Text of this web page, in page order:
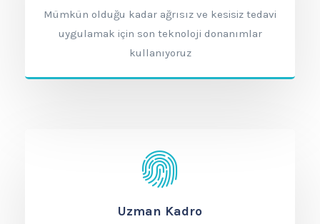
Mümkün olduğu kadar ağrısız ve kesisiz tedavi
uygulamak için son teknoloji donanımlar
kullanıyoruz
Uzman Kadro